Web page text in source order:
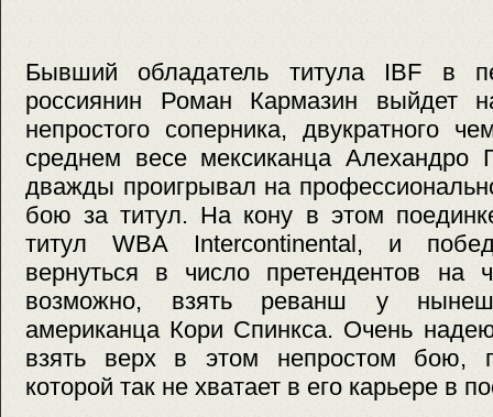
Бывший обладатель титула IBF в
россиянин Роман Кармазин выйдет
непростого соперника, двукратного
среднем весе мексиканца Алехандро
дважды проигрывал на
бою за титул. На кону в этом
титул WBA Intercontinental, и
вернуться в число претендентов на
возможно, взять реванш у
американца Кори Спинкса. Очень
взять верх в этом непростом бою,
которой так не хватает в его карьере в